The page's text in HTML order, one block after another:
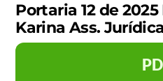
Portaria 12 de
Karina Ass. Jurídica